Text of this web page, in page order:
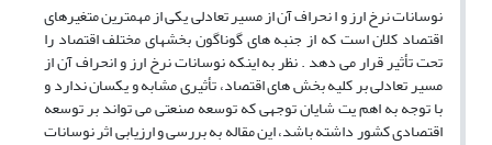
نوسانات نرخ ارز و ا نحراف آن از مسیر تعادلی یکی از مهمترین متغیرهای
اقتصاد کلان است که از جنبه های گوناگون بخشهای مختلف اقتصاد را
تحت تأثیر قرار می دهد . نظر به اینکه نوسانات نرخ ارز و انحراف آن از
مسیر تعادلی بر کلیه بخش های اقتصاد، تأثیری مشابه و یکسان ندارد و
با توجه به اهم یت شایان توجهی که توسعه صنعتی می تواند بر توسعه
اقتصادی کشور داشته باشد، این مقاله به بررسی و ارزیابی اثر نوسانات